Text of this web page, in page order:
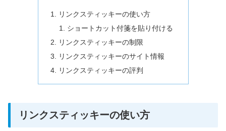
リンクスティッキーの使い方
ショートカット付箋を貼り付ける
リンクスティッキーの制限
リンクスティッキーのサイト情報
リンクスティッキーの評判
リンクスティッキーの使い方